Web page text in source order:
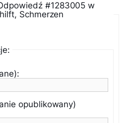
#1283005 w
Schmerzen
opublikowany)